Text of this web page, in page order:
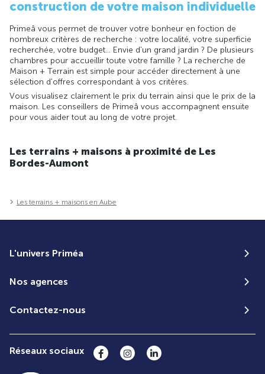
construction de votre maison individuelle
Primeâ vous permet de trouver votre bonheur en foction de
nombreux critères de recherche : votre localité, votre superficie
recherchée, votre budget... Envie d'un grand jardin ? De plusieurs
chambres pour accueillir toute votre famille ? La recherche de
Maison + Terrain est simple pour accéder directement à une
sélection d'offres correspondant à vos critères.
Vous visualisez clairement le prix du terrain ainsi que le prix de la
maison. Les conseillers de Primeâ vous accompagnent ensuite
pour vous aider tout au long de votre projet.
Les terrains + maisons à proximité de Les
Bordes-Aumont
Les terrains + maisons en Aube
L'univers Priméa
Nos agences
Contactez-nous
Réseaux sociaux